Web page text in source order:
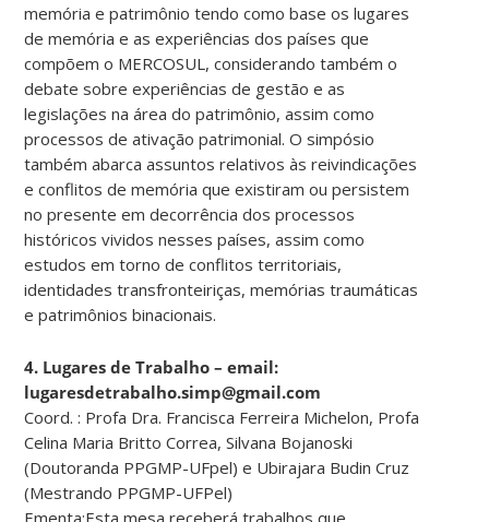
memória e patrimônio tendo como base os lugares
de memória e as experiências dos países que
compõem o MERCOSUL, considerando também o
debate sobre experiências de gestão e as
legislações na área do patrimônio, assim como
processos de ativação patrimonial. O simpósio
também abarca assuntos relativos às reivindicações
e conflitos de memória que existiram ou persistem
no presente em decorrência dos processos
históricos vividos nesses países, assim como
estudos em torno de conflitos territoriais,
identidades transfronteiriças, memórias traumáticas
e patrimônios binacionais.
4. Lugares de Trabalho – email:
lugaresdetrabalho.simp@gmail.com
Coord. : Profa Dra. Francisca Ferreira Michelon, Profa
Celina Maria Britto Correa, Silvana Bojanoski
(Doutoranda PPGMP-UFpel) e Ubirajara Budin Cruz
(Mestrando PPGMP-UFPel)
Ementa:Esta mesa receberá trabalhos que